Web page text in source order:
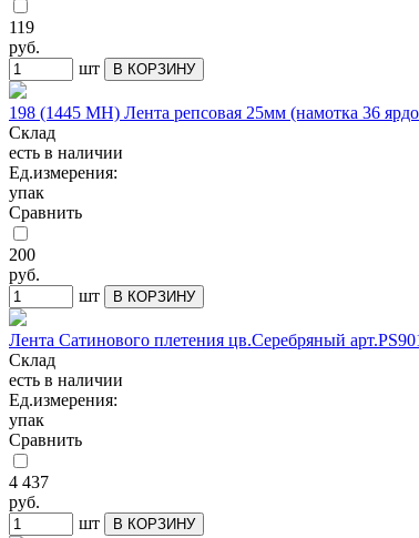
119
руб.
шт
В КОРЗИНУ
198 (1445 МН) Лента репсовая 25мм (намотка 36
Склад
есть в наличии
Ед.измерения:
упак
Сравнить
200
руб.
шт
В КОРЗИНУ
Лента Сатинового плетения цв.Серебряный
Склад
есть в наличии
Ед.измерения:
упак
Сравнить
4 437
руб.
шт
В КОРЗИНУ